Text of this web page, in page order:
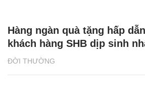
ĐỜI THƯỜNG
Hàng ngàn quà tặng hấp
khách hàng SHB dịp sinh